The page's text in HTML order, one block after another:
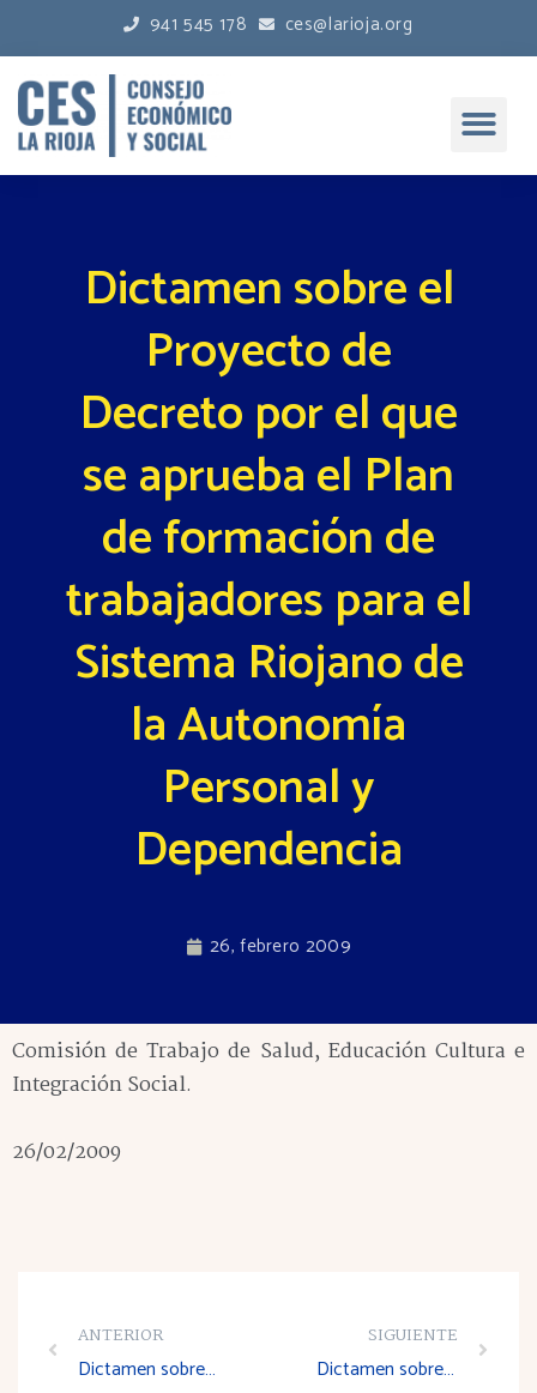
941 545 178 ces@larioja.org
Dictamen sobre el
Proyecto de
Decreto por el que
se aprueba el Plan
de formación de
trabajadores para el
Sistema Riojano de
la Autonomía
Personal y
Dependencia
26, febrero 2009
Comisión de Trabajo de Salud, Educación Cultura e
Integración Social.
26/02/2009
ANTERIOR
Dictamen sobre Proyecto de Decreto por el que regula el control del potencial vitícola en al Comunidad Autónoma de La Rioja
SIGUIENTE
Dictamen sobre el Anteproyecto de Ley de la Ciencia, la Tecnología y la Innovación